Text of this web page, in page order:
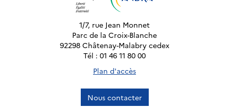
1/7, rue Jean Monnet
Parc de la Croix-Blanche
92298 Châtenay-Malabry cedex
Tél : 01 46 11 80 00
Plan d'accès
Nous contacter